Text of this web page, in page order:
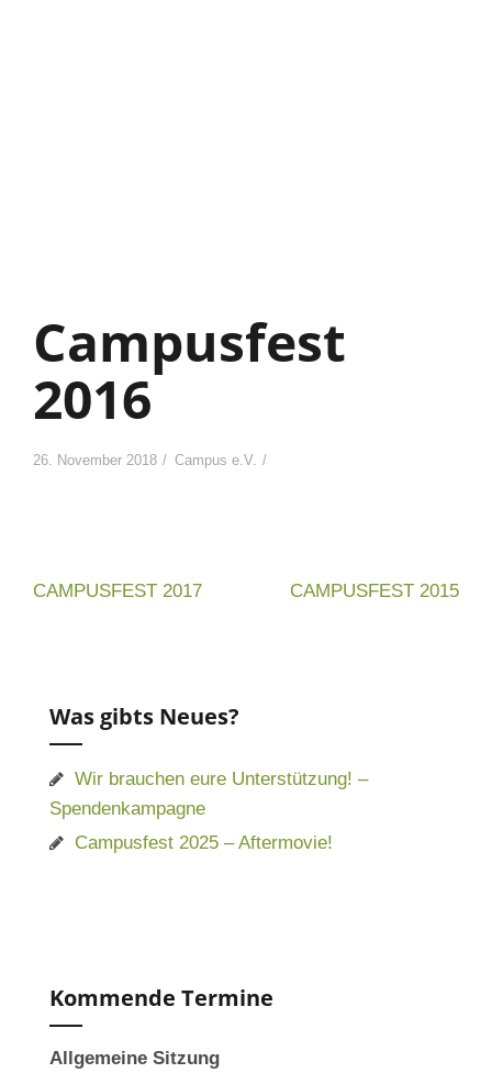
Campusfest
2016
26. November 2018 Campus e.V.
Beitragsnavigation
CAMPUSFEST 2017 CAMPUSFEST 2015
Was gibts Neues?
Wir brauchen eure Unterstützung! –
Spendenkampagne
Campusfest 2025 – Aftermovie!
Kommende Termine
Allgemeine Sitzung